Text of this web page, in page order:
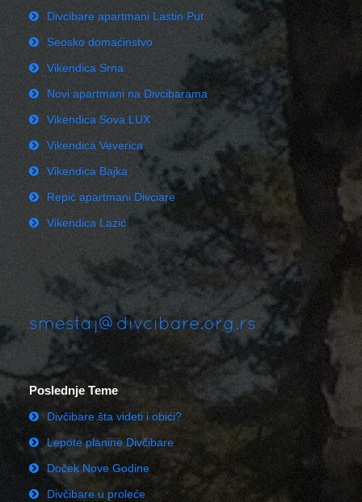
Divcibare apartmani Lastin Put
Seosko domaćinstvo
Vikendica Srna
Novi apartmani na Divcibarama
Vikendica Sova LUX
Vikendica Veverica
Vikendica Bajka
Repić apartmani Divciare
Vikendica Lazić
smestaj@divcibare.org.rs
Poslednje Teme
Divčibare šta videti i obići?
Lepote planine Divčibare
Doček Nove Godine
Divčibare u proleće